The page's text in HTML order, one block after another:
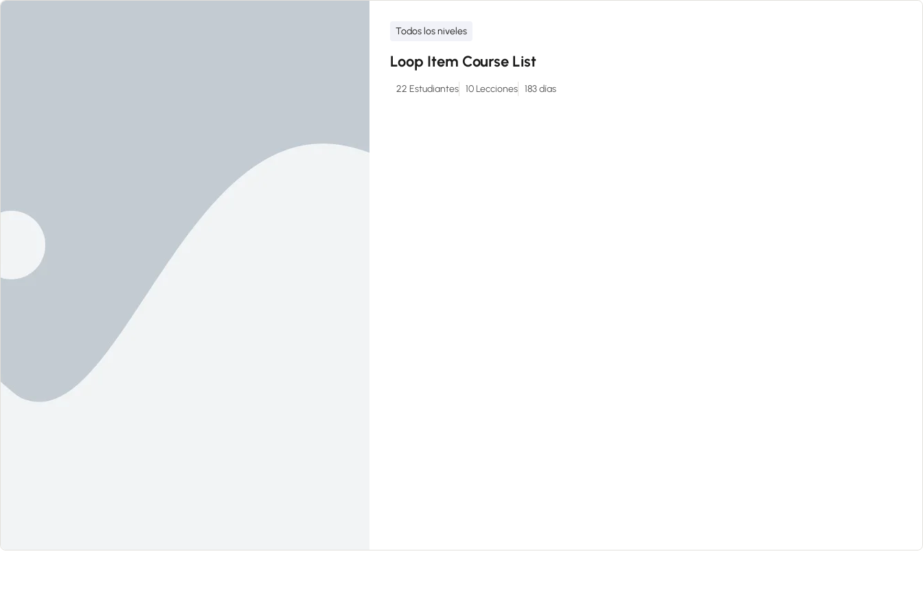
Todos los niveles
Loop Item Course List
22 Estudiantes 10 Lecciones 183 días